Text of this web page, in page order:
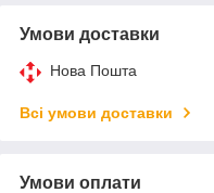
Умови доставки
Нова Пошта
Всі умови доставки
Умови оплати